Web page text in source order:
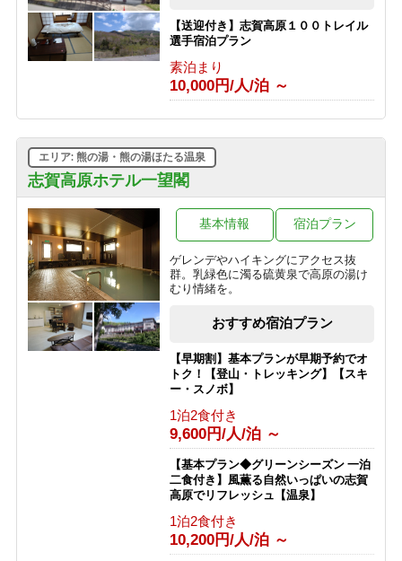
朝食のみ
6,000円/人/泊 ～
【素泊まりプラン】気軽に志賀高原を
満喫 ＜最終チェックイン21時＞
3,000円/人/泊 ～
【送迎付き】志賀高原１００トレイル
選手宿泊プラン
素泊まり
10,000円/人/泊 ～
志賀高原ホテル一望閣
エリア: 熊の湯・熊の湯ほたる温泉
ゲレンデやハイキングにアクセス抜
群。乳緑色に濁る硫黄泉で高原の湯け
むり情緒を。
基本情報 宿泊プラン
おすすめ宿泊プラン
【早期割】基本プランが早期予約でオ
トク！【登山・トレッキング】【スキ
ー・スノボ】
1泊2食付き
9,600円/人/泊 ～
【基本プラン◆グリーンシーズン 一泊
二食付き】風薫る自然いっぱいの志賀
高原でリフレッシュ【温泉】
1泊2食付き
10,200円/人/泊 ～